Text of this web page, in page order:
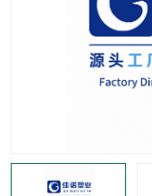
明蓝保护膜
印字保护膜